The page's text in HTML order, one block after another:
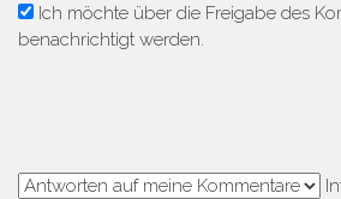
Ich möchte über die Freigabe des
benachrichtigt werden.